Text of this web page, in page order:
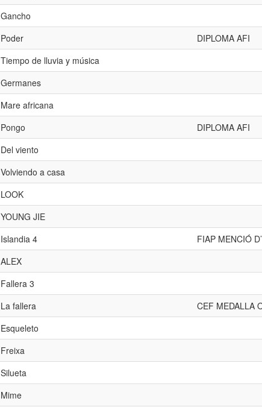
Gancho
Poder
DIPLOMA AFI
Tiempo de lluvia y música
Germanes
Mare africana
Pongo
DIPLOMA AFI
Del viento
Volviendo a casa
LOOK
YOUNG JIE
Islandia 4
FIAP MENCIÓ
ALEX
Fallera 3
La fallera
CEF MEDALLA
Esqueleto
Freixa
Silueta
Mime